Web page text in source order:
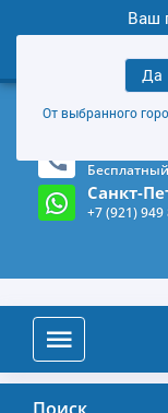
Ваш
Да
От выбранного
+7 (921)
Магазин и
Санкт-
+7 (921) 949